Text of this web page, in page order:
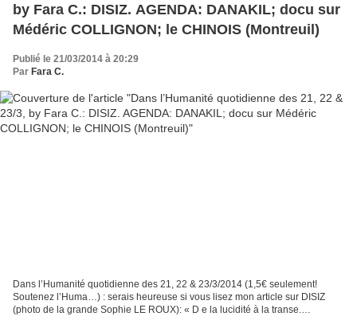
by Fara C.: DISIZ. AGENDA: DANAKIL; docu sur
Médéric COLLIGNON; le CHINOIS (Montreuil)
Publié le 21/03/2014 à 20:29
Par Fara C.
Dans l’Humanité quotidienne des 21, 22 & 23/3/2014 (1,5€ seulement!
Soutenez l’Huma…) : serais heureuse si vous lisez mon article sur DISIZ
(photo de la grande Sophie LE ROUX): « D e la lucidité à la transe.